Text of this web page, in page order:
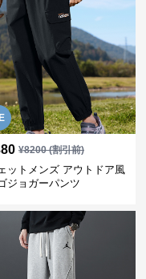
¥8200(割引前)
ットメンズ アウトドア風
ジョガーパンツ